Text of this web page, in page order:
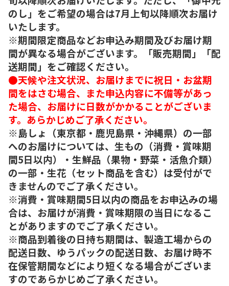
のし」をご希望の場合は7月上旬以降順次お届け
いたします。
※期間限定商品などお申込み期間及びお届け期
間が異なる場合がございます。「販売期間」「配
送期間」をご確認ください。
●天候や注文状況、お届けまでに祝日・お盆期
間をはさむ場合、また申込内容に不備等があっ
た場合、お届けに日数がかかることがございま
す。あらかじめご了承ください。
※島しょ（東京都・鹿児島県・沖縄県）の一部
へのお届けについては、生もの（消費・賞味期
間5日以内）・生鮮品（果物・野菜・活魚介類）
の一部・生花（セット商品を含む）は受付がで
きませんのでご了承ください。
※消費・賞味期間5日以内の商品をお申込みの場
合は、お届けが消費・賞味期限の当日になるこ
とがありますのでご了承ください。
※商品到着後の日持ち期間は、製造工場からの
配送日数、ゆうパックの配送日数、お届け時不
在保管期間などにより短くなる場合がございま
すのであらかじめご了承ください。